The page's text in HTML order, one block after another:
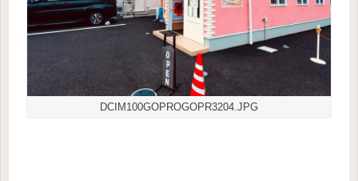
DCIM100GOPROGOPR3204.JPG